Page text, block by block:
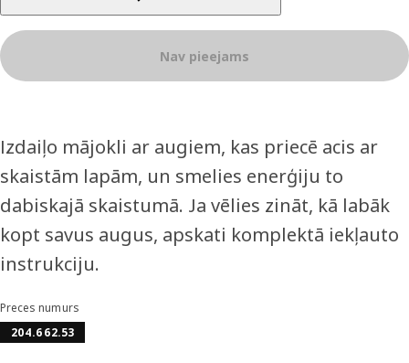
Nav pieejams
Izdaiļo mājokli ar augiem, kas priecē acis ar
skaistām lapām, un smelies enerģiju to
dabiskajā skaistumā. Ja vēlies zināt, kā labāk
kopt savus augus, apskati komplektā iekļauto
instrukciju.
Preces numurs
204.662.53